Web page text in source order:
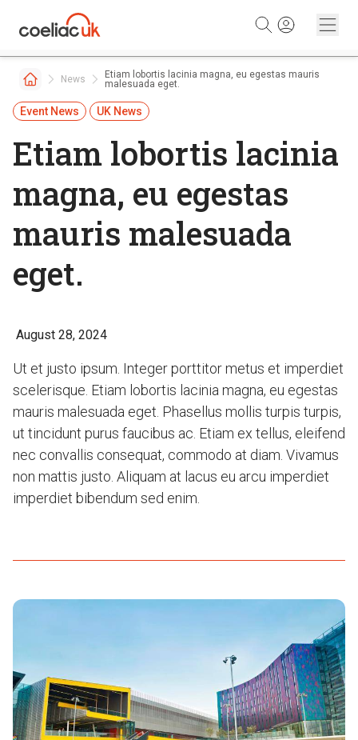
News
Etiam lobortis lacinia magna, eu egestas mauris
malesuada eget.
Event News UK News
Etiam lobortis lacinia
magna, eu egestas
mauris malesuada
eget.
August 28, 2024
Ut et justo ipsum. Integer porttitor metus et imperdiet
scelerisque. Etiam lobortis lacinia magna, eu egestas
mauris malesuada eget. Phasellus mollis turpis turpis,
ut tincidunt purus faucibus ac. Etiam ex tellus, eleifend
nec convallis consequat, commodo at diam. Vivamus
non mattis justo. Aliquam at lacus eu arcu imperdiet
imperdiet bibendum sed enim.